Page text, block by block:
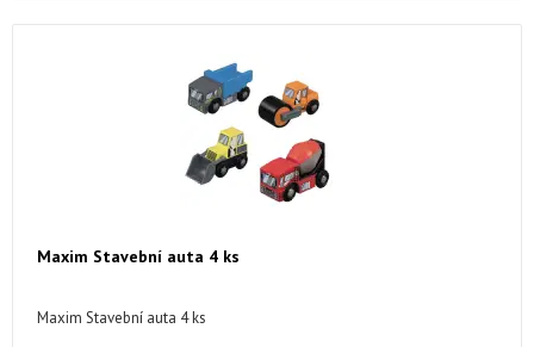
Maxim Stavební auta 4 ks
Maxim Stavební auta 4 ks